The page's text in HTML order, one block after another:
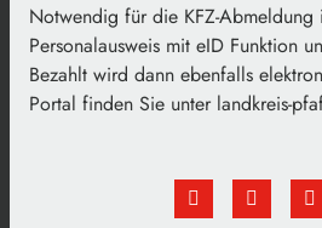
Notwendig für die KFZ-Abmeldung
Personalausweis mit eID Funktion
Bezahlt wird dann ebenfalls
Portal finden Sie unter landkreis-